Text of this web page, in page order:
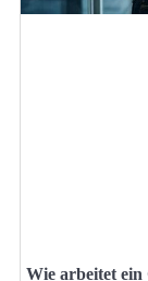
Wie arbeitet ein